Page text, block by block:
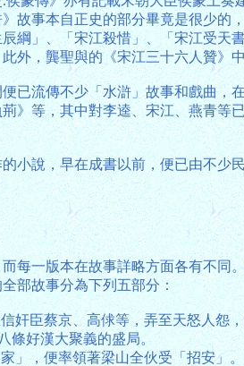
故事本自正史的部分畢竟是很少
綱」、「宋江殺惜」、「宋江受
外，龔聖與的《宋江三十六人贊
已流傳不少「水滸」故事和戲曲
》等，其中對李逵、宋江、燕青
小說，早在成書以前，便已由不
每一版本在故事詳略方面各有不
部故事分為下列五部分：
奸臣蔡京、高俅等，弄至天怒人怨
條好漢大聚義的盛局。
」，便率領著梁山全伙受「招安」。